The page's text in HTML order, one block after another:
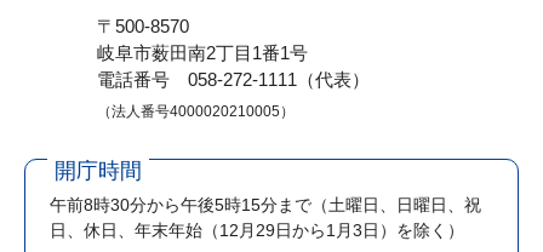
〒500-8570
岐阜市薮田南2丁目1番1号
電話番号 058-272-1111（代表）
（法人番号4000020210005）
開庁時間
午前8時30分から午後5時15分まで （土曜日、日曜日、祝
日、休日、年末年始（12月29日から1月3日）を除く）